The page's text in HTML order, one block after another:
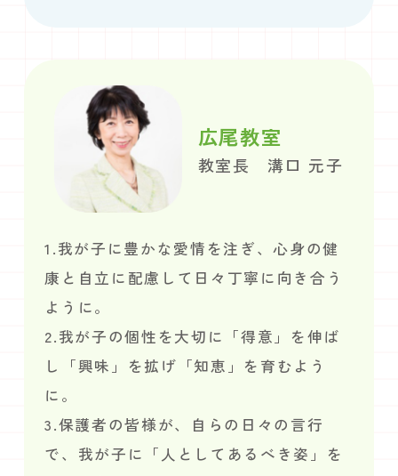
広尾教室
教室長 溝口 元子
1.我が子に豊かな愛情を注ぎ、心身の健
康と自立に配慮して日々丁寧に向き合う
ように。
2.我が子の個性を大切に「得意」を伸ば
し「興味」を拡げ「知恵」を育むよう
に。
3.保護者の皆様が、自らの日々の言行
で、我が子に「人としてあるべき姿」を